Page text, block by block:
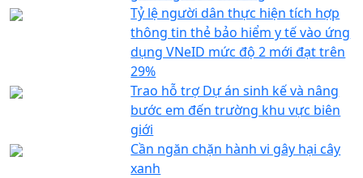
Tỷ lệ người dân thực hiện tích hợp
thông tin thẻ bảo hiểm y tế vào ứng
dụng VNeID mức độ 2 mới đạt trên
29%
Trao hỗ trợ Dự án sinh kế và nâng
bước em đến trường khu vực biên
giới
Cần ngăn chặn hành vi gây hại cây
xanh